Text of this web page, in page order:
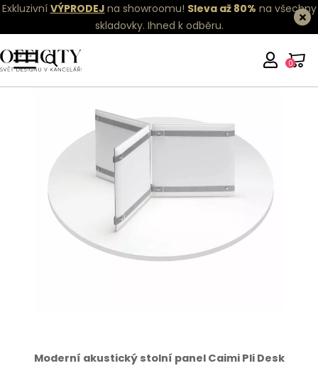
Exkluzivní VÝPRODEJ na showroomu! Sleva až 80% na všechny
skladovky. Ihned k odběru.
0
Moderní akustický stolní panel Caimi Pli Desk